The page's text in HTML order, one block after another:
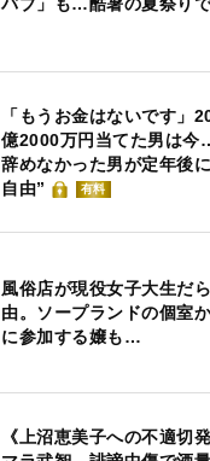
「もうお金はないです」
億2000万円当てた男は今
辞めなかった男が定年後
自由”
有料
風俗店が現役女子大生だ
由。ソープランドの個室
に参加する嬢も…
《上沼恵美子への不適切